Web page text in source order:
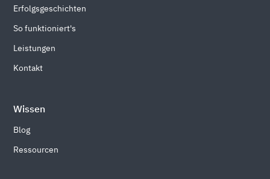
Erfolgsgeschichten
So funktioniert's
Leistungen
Kontakt
Wissen
Blog
Ressourcen